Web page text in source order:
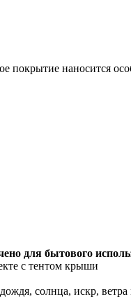
наносится
для бытового
с тентом крыши
солнца, искр,